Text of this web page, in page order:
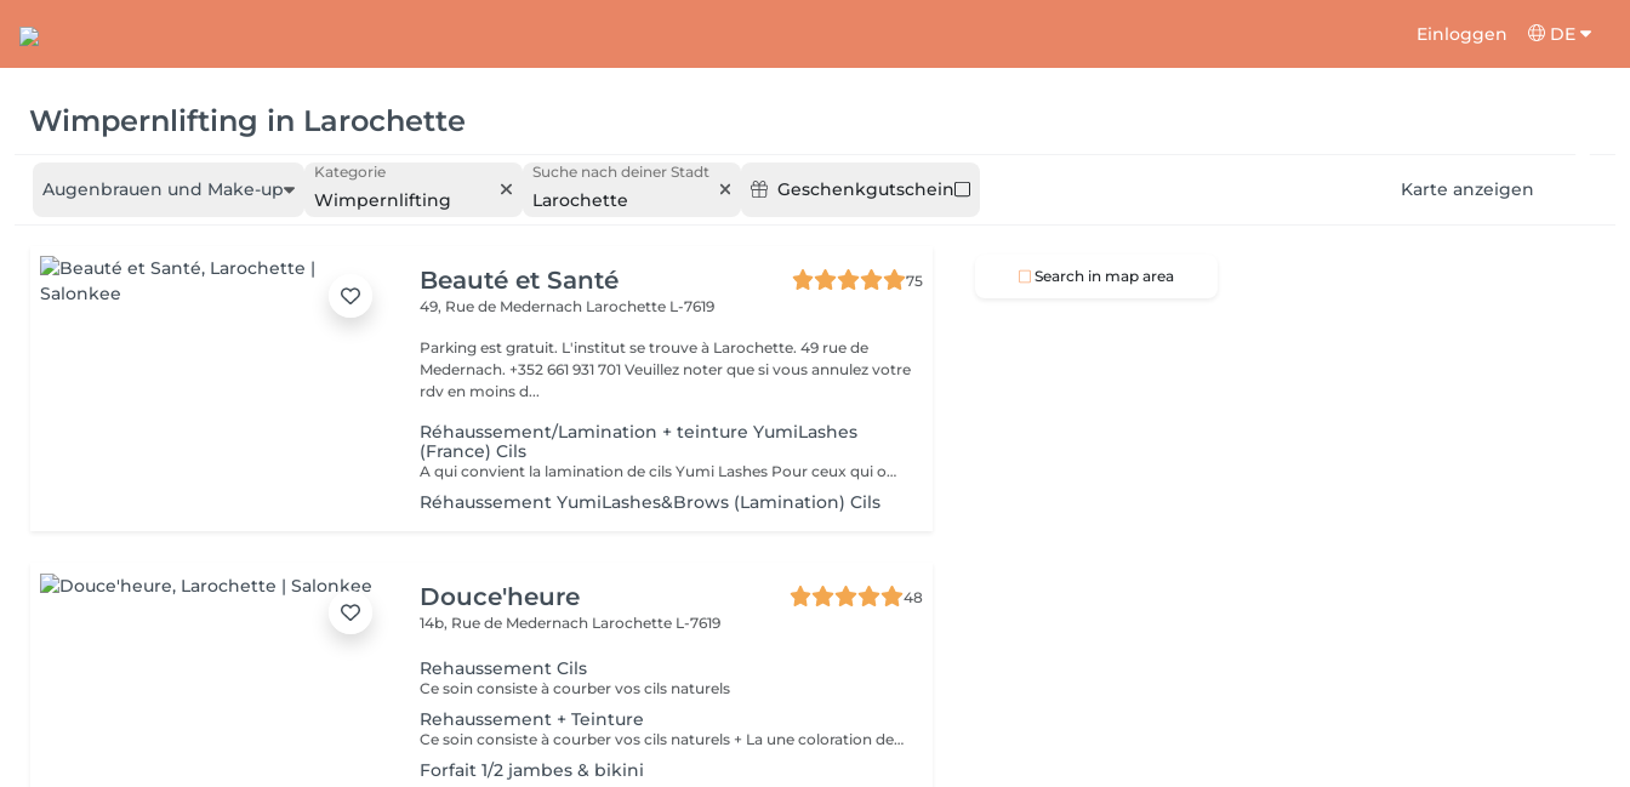
Einloggen DE
Wimpernlifting in Larochette
Augenbrauen und Make-up
Kategorie
Wimpernlifting
Suche nach deiner Stadt
Larochette Geschenkgutschein Karte anzeigen
Beauté et Santé
75
49, Rue de Medernach Larochette L-7619
Parking est gratuit. L'institut se trouve à Larochette. 49 rue de
Medernach. +352 661 931 701 Veuillez noter que si vous annulez votre
rdv en moins d...
Réhaussement/Lamination + teinture YumiLashes
(France) Cils
A qui convient la lamination de cils Yumi Lashes Pour ceux qui ont: - cils courts - cils poussant droits - cils poussant vers le bas - cils clairs - avec absence de paupière - avec paupière supérieure débordante - avec des paupières « affaissées » liées à l'âge - mener une vie active - gagner du temps - ceux qui partent en vacances, en voyage Vous obtenez des cils brillants avec une belle courbe. Un peu de magie et voila
Réhaussement YumiLashes&Brows (Lamination) Cils
Douce'heure
48
14b, Rue de Medernach Larochette L-7619
Rehaussement Cils
Ce soin consiste à courber vos cils naturels
Rehaussement + Teinture
Ce soin consiste à courber vos cils naturels + La une coloration des cils
Forfait 1/2 jambes & bikini
Search in map area